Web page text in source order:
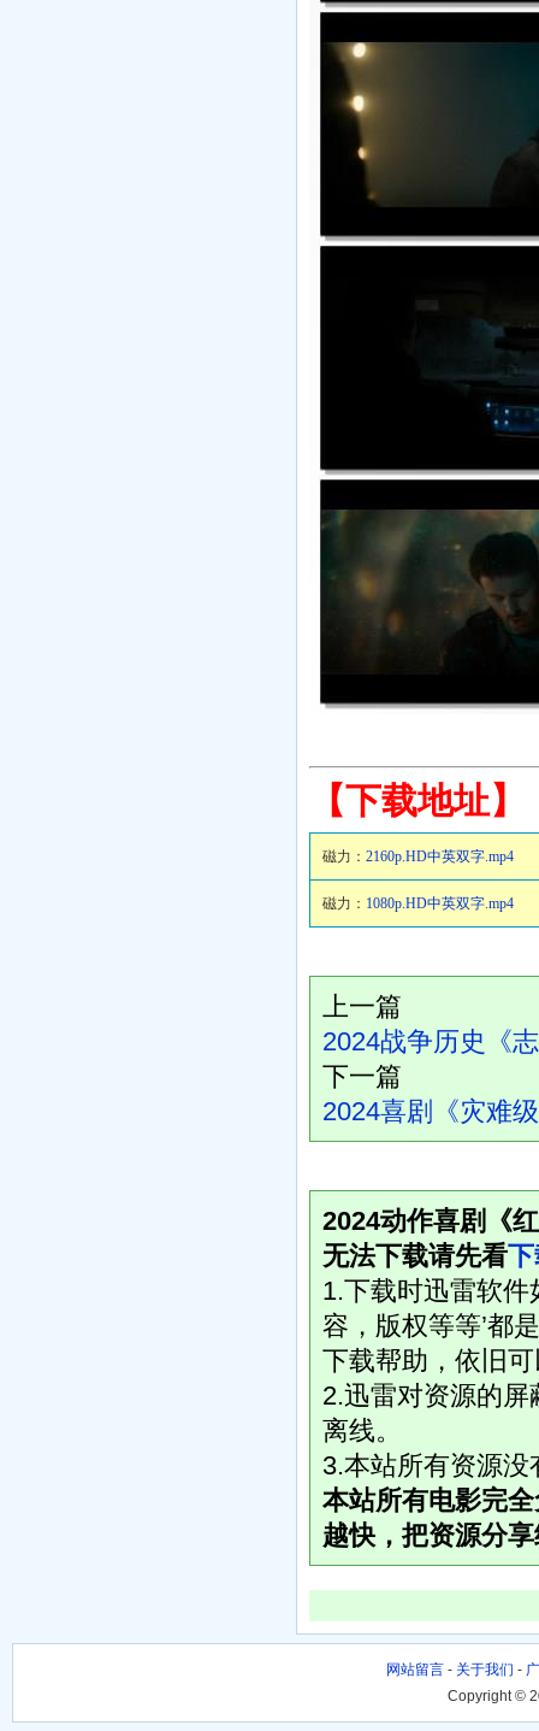
【下载地址】
磁力： 2160p.HD中英双字.mp4
磁力： 1080p.HD中英双字.mp4
上一篇
2024战争历史《
下一篇
2024喜剧《灾难
2024动作喜剧《
无法下载请先看
1.下载时迅雷软件
容，版权等等’都
下载帮助，依旧
2.迅雷对资源的
离线。
3.本站所有资源
本站所有电影完
越快，把资源分
网站留言 - 关于我们 -
Copyright ©